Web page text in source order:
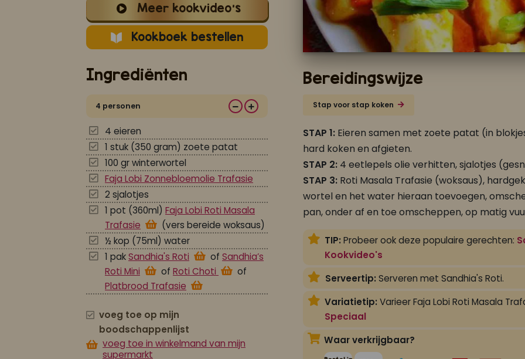
Meer kookvideo's
Kookboek bestellen
Ingrediënten
4 personen
4 eieren
1 stuk (350 gram) zoete patat
100 gr winterwortel
Faja Lobi Zonnebloemolie Trafasie
2 sjalotjes
1 pot (360ml) Faja Lobi Roti Masala
Trafasie
(vers bereide woksaus)
½ kop (75ml) water
1 pakSandhia's Roti of Sandhia’s
Roti Mini
of Roti Choti
of
Platbrood Trafasie
voeg toe op mijn
boodschappenlijst
voeg toe in winkelmand van mijn
supermarkt
Bereidingswijze
Stap voor stap koken
STAP 1: Eieren samen met zoete patat (in
hard koken en afgieten.
STAP 2: 4 eetlepels olie verhitten, sjalotjes
STAP 3: Roti Masala Trafasie (woksaus),
wortel en het water hieraan toevoegen,
pan, onder af en toe omscheppen, op matig
TIP: Probeer ook deze populaire gerechten:
Kookvideo's
Serveertip: Serveren met Sandhia's Roti.
Variatietip: Varieer Faja Lobi Roti Masala
Speciaal
Waar verkrijgbaar?